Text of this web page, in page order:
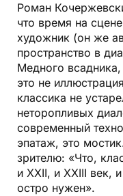
Роман
что время на
художник (он же
пространство в
Медного
это не
классика не
неторопливых
современный
эпатаж, это
зрителю: «Что,
и XXII, и XXIII век,
остро нужен».